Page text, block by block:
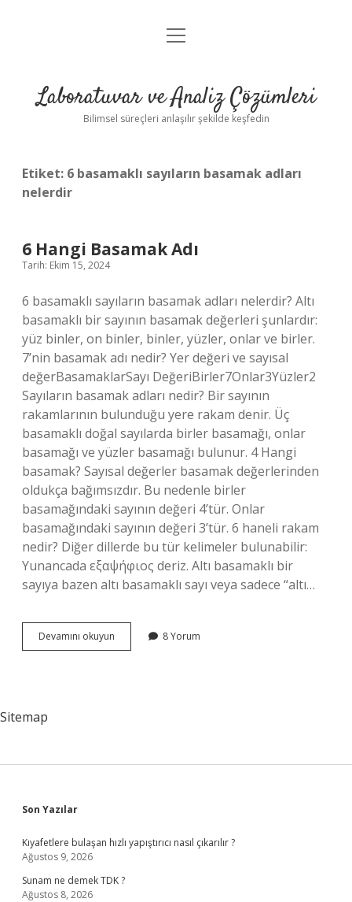
Anasayfa
Yasal Uyarı
menüyü
Laboratuvar ve Analiz Çözümleri
Bilimsel süreçleri anlaşılır şekilde keşfedin
Etiket: 6 basamaklı sayıların basamak adları
nelerdir
6 Hangi Basamak Adı
Tarih: Ekim 15, 2024
6 basamaklı sayıların basamak adları nelerdir? Altı
basamaklı bir sayının basamak değerleri şunlardır:
yüz binler, on binler, binler, yüzler, onlar ve birler.
7’nin basamak adı nedir? Yer değeri ve sayısal
değerBasamaklarSayı DeğeriBirler7Onlar3Yüzler2
Sayıların basamak adları nedir? Bir sayının
rakamlarının bulunduğu yere rakam denir. Üç
basamaklı doğal sayılarda birler basamağı, onlar
basamağı ve yüzler basamağı bulunur. 4 Hangi
basamak? Sayısal değerler basamak değerlerinden
oldukça bağımsızdır. Bu nedenle birler
basamağındaki sayının değeri 4’tür. Onlar
basamağındaki sayının değeri 3’tür. 6 haneli rakam
nedir? Diğer dillerde bu tür kelimeler bulunabilir:
Yunancada εξαψήφιος deriz. Altı basamaklı bir
sayıya bazen altı basamaklı sayı veya sadece “altı…
Devamını okuyun
Hangi
8 Yorum
Sitemap
Sidebar
Son Yazılar
Kıyafetlere bulaşan hızlı yapıştırıcı nasıl çıkarılır ?
Ağustos 9, 2026
Sunam ne demek TDK ?
Ağustos 8, 2026